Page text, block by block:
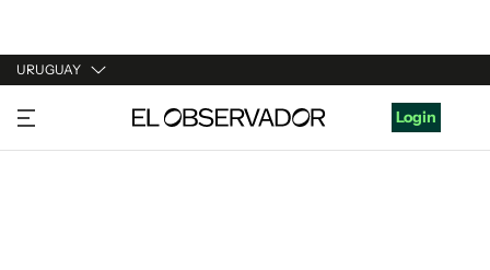
URUGUAY
URUGUAY
ARGENTINA
Login